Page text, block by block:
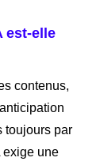
est-elle
contenus,
toujours par
exige une